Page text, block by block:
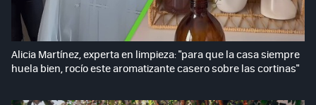
Alicia Martínez, experta en limpieza: "para que la casa siempre
huela bien, rocío este aromatizante casero sobre las cortinas"